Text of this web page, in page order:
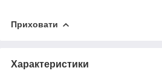
Приховати
Характеристики